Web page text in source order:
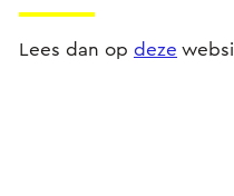
Lees dan op deze